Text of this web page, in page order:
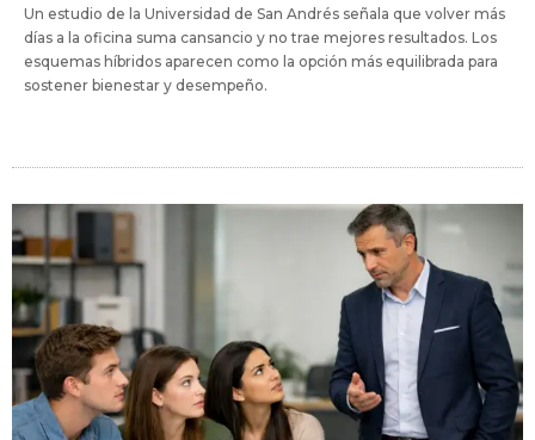
Un estudio de la Universidad de San Andrés señala que volver más
días a la oficina suma cansancio y no trae mejores resultados. Los
esquemas híbridos aparecen como la opción más equilibrada para
sostener bienestar y desempeño.